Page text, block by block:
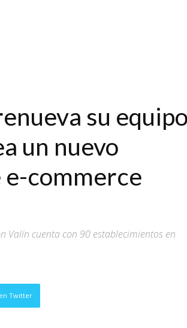
su equipo
un nuevo
commerce
Valín cuenta con 90 establecimientos en
Twitter